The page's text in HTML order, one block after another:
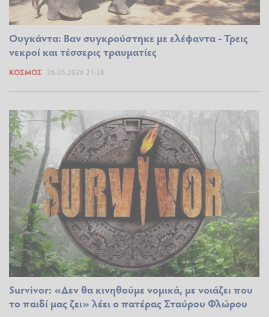
Ουγκάντα: Βαν συγκρούστηκε με ελέφαντα - Τρεις
νεκροί και τέσσερις τραυματίες
ΚΌΣΜΟΣ 26.05.2026 21:38
Survivor: «Δεν θα κινηθούμε νομικά, με νοιάζει που
το παιδί μας ζει» λέει ο πατέρας Σταύρου Φλώρου